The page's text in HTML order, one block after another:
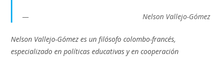
Nelson Vallejo-Gómez
Nelson Vallejo-Gómez es un filósofo colombo-francés,
especializado en políticas educativas y en cooperación